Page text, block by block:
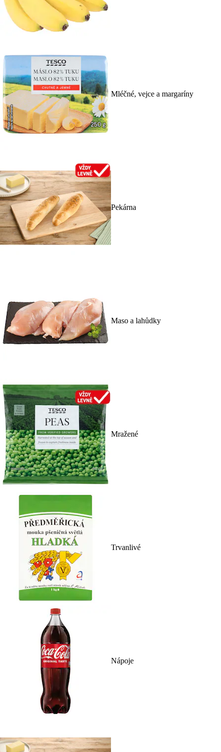
Mléčné, vejce a margaríny
Pekárna
Maso a lahůdky
Mražené
Trvanlivé
Nápoje